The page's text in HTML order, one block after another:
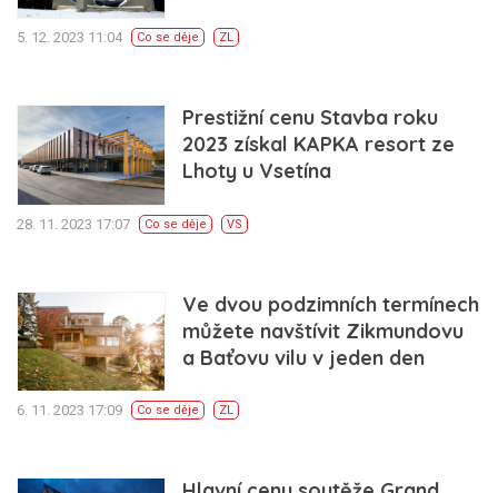
5. 12. 2023 11:04 Co se děje ZL
Prestižní cenu Stavba roku
2023 získal KAPKA resort ze
Lhoty u Vsetína
28. 11. 2023 17:07 Co se děje VS
Ve dvou podzimních termínech
můžete navštívit Zikmundovu
a Baťovu vilu v jeden den
6. 11. 2023 17:09 Co se děje ZL